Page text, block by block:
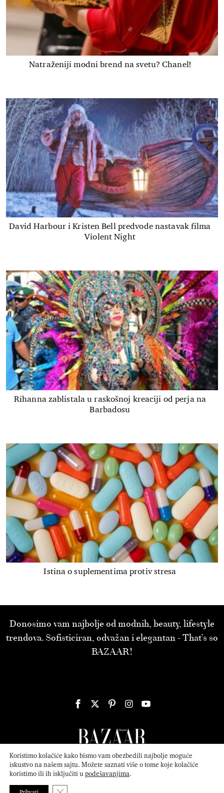
Natraženiji modni brend na svetu? Chanel!
David Harbour i Kristen Bell predvode nastavak filma
Violent Night
Rihanna zablistala u raskošnoj kreaciji od perja na
Barbadosu
Istina o suplementima protiv stresa
Donosimo vam najbolje od modnih, beauty, lifestyle
trendova. Sofisticiran, odvažan i elegantan - That’s so
BAZAAR!
© 2026ATTICA MEDIASerbia, Inc. All Rights Reserved.
Koristimo kolačiće kako bismo vam obezbedili najbolje moguće
iskustvo na našem sajtu. Možete saznati više o tome koje kolačiće
koristimo ili ih isključiti upodešavanjima.
Close GDPR Cookie Banner